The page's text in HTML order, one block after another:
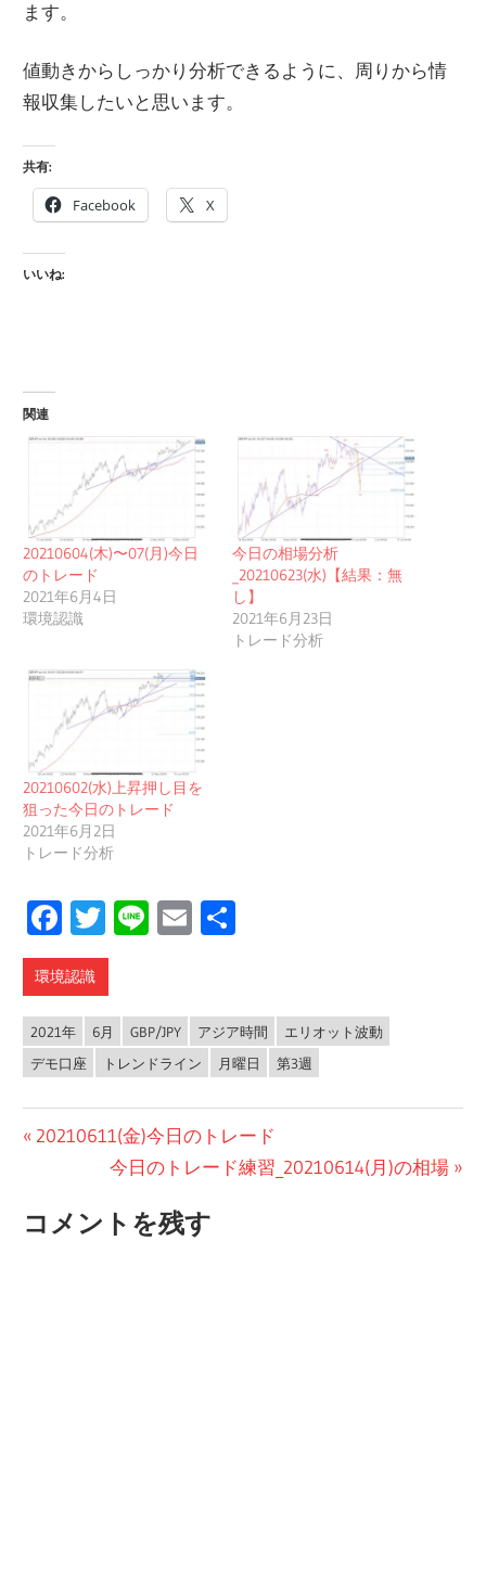
ます。
値動きからしっかり分析できるように、周りから情
報収集したいと思います。
共有:
Facebook X
いいね:
関連
20210604(木)〜07(月)今日
のトレード
2021年6月4日
環境認識
今日の相場分析
_20210623(水)【結果：無
し】
2021年6月23日
トレード分析
20210602(水)上昇押し目を
狙った今日のトレード
2021年6月2日
トレード分析
Facebook
Twitter
LineEmail
環境認識
2021年 6月 GBP/JPY アジア時間
エリオット波動
デモ口座
トレンドライン 月曜日 第3週
投
ナ
前
稿:
20210611(金)今日のトレード
次
投
今日のトレード練習_20210614(月)の相場
コメントを残す